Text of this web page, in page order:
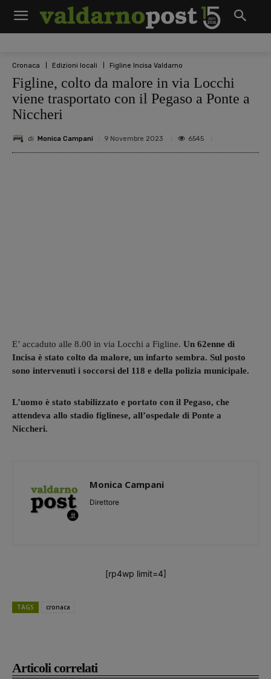
Cronaca Edizioni locali Figline Incisa Valdarno
Figline, colto da malore in via Locchi
viene trasportato con il Pegaso a Ponte a
Niccheri
di Monica Campani 9 Novembre 2023 6545
Articoli correlati
E’ accaduto alle 8.00 in via Locchi a Figline. Un 62enne di
Incisa è stato colto da malore, un infarto sembra. Sul posto
sono intervenuti i soccorsi del 118 e della polizia municipale.
L’uomo è stato stabilizzato e portato con il Pegaso, che
attendeva allo stadio figlinese, all’ospedale di Ponte a
Niccheri.
Monica Campani
Direttore
[rp4wp limit=4]
TAGS cronaca